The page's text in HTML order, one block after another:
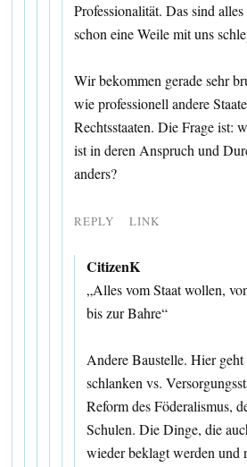
Professionalität. Das sind
schon eine Weile mit uns
Wir bekommen gerade sehr
wie professionell andere
Rechtsstaaten. Die Frage ist:
ist in deren Anspruch und
anders?
REPLY LINK
CitizenK
„Alles vom Staat wollen,
bis zur Bahre“
Andere Baustelle. Hier geht
schlanken vs.
Reform des Föderalismus,
Schulen. Die Dinge, die
wieder beklagt werden und